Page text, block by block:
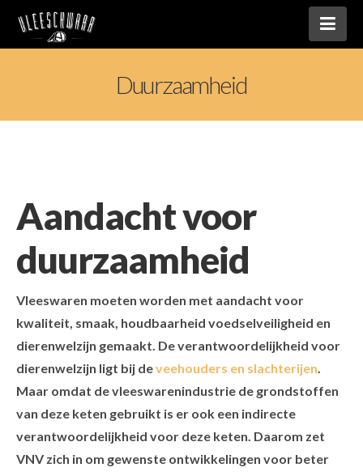
Duurzaamheid
Aandacht voor
duurzaamheid
Vleeswaren moeten worden met aandacht voor
kwaliteit, smaak, houdbaarheid voedselveiligheid en
dierenwelzijn gemaakt. De verantwoordelijkheid voor
dierenwelzijn ligt bij deveehouders en slachterijen.
Maar omdat de vleeswarenindustrie de grondstoffen
van deze keten gebruikt is er ook een indirecte
verantwoordelijkheid voor deze keten. Daarom zet
VNV zich in om gewenste ontwikkelingen voor beter